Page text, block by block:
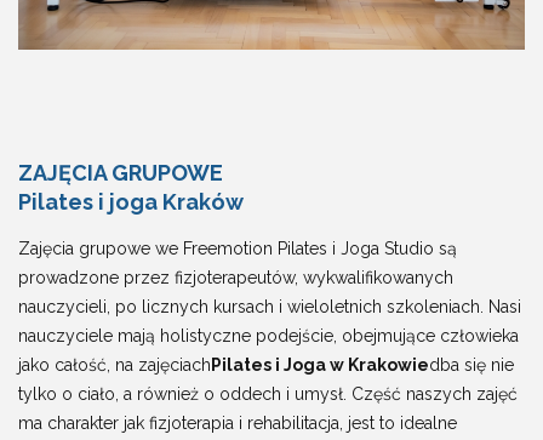
ZAJĘCIA GRUPOWE
Pilates i joga Kraków
Zajęcia grupowe we Freemotion Pilates i Joga Studio są
prowadzone przez fizjoterapeutów, wykwalifikowanych
nauczycieli, po licznych kursach i wieloletnich szkoleniach. Nasi
nauczyciele mają holistyczne podejście, obejmujące człowieka
jako całość, na zajęciach Pilates i Joga w Krakowiedba się nie
tylko o ciało, a również o oddech i umysł. Część naszych zajęć
ma charakter jak fizjoterapia i rehabilitacja, jest to idealne